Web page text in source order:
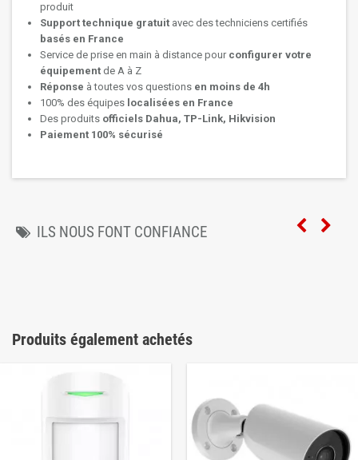
produit
Support technique gratuit avec des techniciens certifiés
basés en France
Service de prise en main à distance pour configurer votre
équipement de A à Z
Réponse à toutes vos questions en moins de 4h
100% des équipes localisées en France
Des produits officiels Dahua, TP-Link, Hikvision
Paiement 100% sécurisé
ILS NOUS FONT CONFIANCE
Produits également achetés